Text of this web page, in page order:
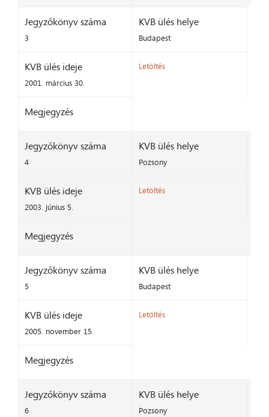
Jegyzőkönyv száma
3
KVB ülés helye
Budapest
KVB ülés ideje
2001. március 30.
Letöltés
Megjegyzés
Jegyzőkönyv száma
4
KVB ülés helye
Pozsony
KVB ülés ideje
2003. június 5.
Letöltés
Megjegyzés
Jegyzőkönyv száma
5
KVB ülés helye
Budapest
KVB ülés ideje
2005. november 15.
Letöltés
Megjegyzés
Jegyzőkönyv száma
6
KVB ülés helye
Pozsony